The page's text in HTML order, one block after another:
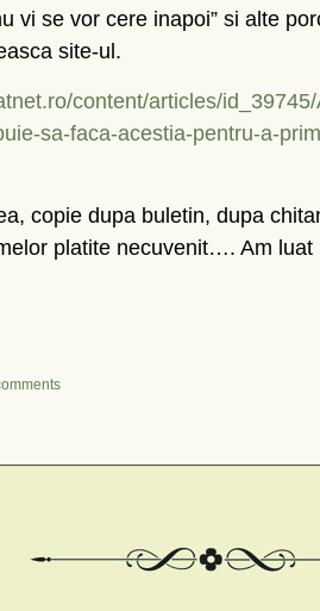
vi se vor cere inapoi” si alte
site-ul.
content/articles/
sa-faca-acestia-pentru-a-
copie dupa buletin, dupa
platite necuvenit…. Am luat